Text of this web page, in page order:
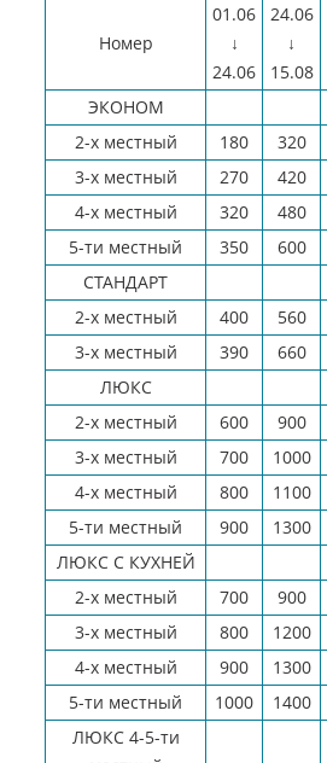
Номер
01.06
↓
24.06
24.06
↓
15.08
ЭКОНОМ
2-х местный
180 320
3-х местный
270 420
4-х местный
320 480
5-ти местный
350 600
СТАНДАРТ
2-х местный
400 560
3-х местный
390 660
ЛЮКС
2-х местный
600 900
3-х местный
700 1000
4-х местный
800 1100
5-ти местный
900 1300
ЛЮКС С КУХНЕЙ
2-х местный
700 900
3-х местный
800 1200
4-х местный
900 1300
5-ти местный
1000 1400
ЛЮКС 4-5-ти